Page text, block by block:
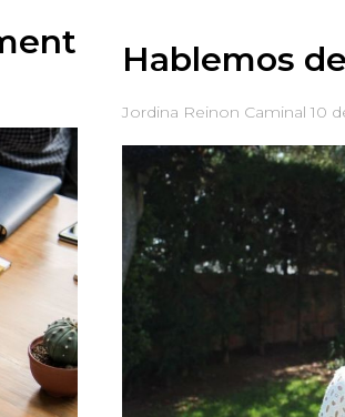
Hablemos
Jordina Reinon Caminal 10